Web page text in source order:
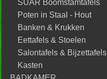
SUAR Boomstamtafels
Poten in Staal - Hout
Banken & Krukken
Eettafels & Stoelen
Salontafels & Bijzettafels
Kasten